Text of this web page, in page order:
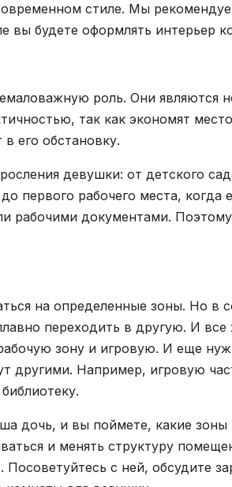
стиле. Мы
вы будете оформлять интерьер
роль. Они являются
так как экономят
его обстановку.
девушки: от детского
первого рабочего места, когда
рабочими документами.
на определенные зоны. Но в
переходить в другую. И
зону и игровую. И еще
другими. Например, игровую
дочь, и вы поймете, какие
и менять структуру
с ней, обсудите